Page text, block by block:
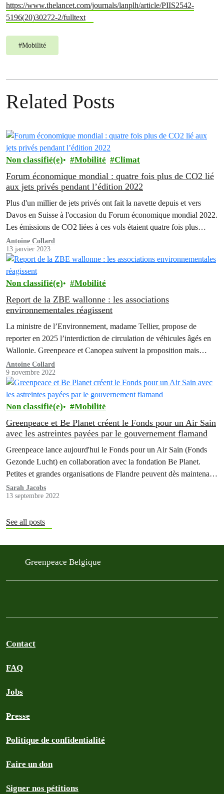
https://www.thelancet.com/journals/lanplh/article/PIIS2542-
5196(20)30272-2/fulltext
#Mobilité
Related Posts
Non classifié(e) Mobilité Climat
Forum économique mondial : quatre fois plus de CO2 lié
aux jets privés pendant l’édition 2022
Plus d'un millier de jets privés ont fait la navette depuis et vers
Davos en Suisse à l'occasion du Forum économique mondial 2022.
Les émissions de CO2 liées à ces vols étaient quatre fois plus
élevées que ceux générés par les jets privés vers et depuis Davos
lors d'une semaine moyenne. C'est ce que révèle…
Antoine Collard
13 janvier 2023
Non classifié(e) Mobilité
Report de la ZBE wallonne : les associations
environnementales réagissent
La ministre de l’Environnement, madame Tellier, propose de
reporter en 2025 l’interdiction de circulation de véhicules âgés en
Wallonie. Greenpeace et Canopea suivent la proposition mais
insistent pour que cette…
Antoine Collard
9 novembre 2022
Non classifié(e) Mobilité
Greenpeace et Be Planet créent le Fonds pour un Air Sain
avec les astreintes payées par le gouvernement flamand
Greenpeace lance aujourd'hui le Fonds pour un Air Sain (Fonds
Gezonde Lucht) en collaboration avec la fondation Be Planet.
Petites et grandes organisations de Flandre peuvent dès maintenant
faire appel à ce fonds et demander un soutien financier afin de
développer un projet visant une meilleure qualité de l'air et un
Sarah Jacobs
13 septembre 2022
See all posts
Greenpeace Belgique
Contact
FAQ
Jobs
Presse
Politique de confidentialité
Faire un don
Signer nos pétitions